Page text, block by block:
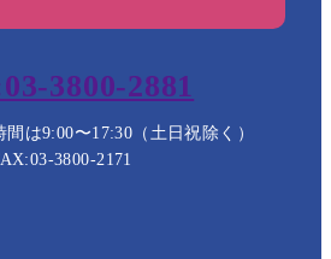
3800-2881
は9:00〜17:30（土日祝除く）
3800-2171